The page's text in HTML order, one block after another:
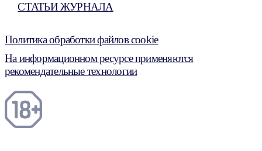
СТАТЬИ ЖУРНАЛА
Политика обработки файлов cookie
На информационном ресурсе применяются
рекомендательные технологии